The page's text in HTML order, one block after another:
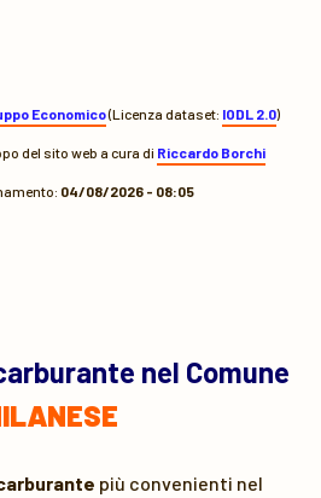
Economico(Licenza dataset: IODL 2.0)
del sito web a cura di Riccardo Borchi
04/08/2026 - 08:05
nel Comune
più convenienti nel